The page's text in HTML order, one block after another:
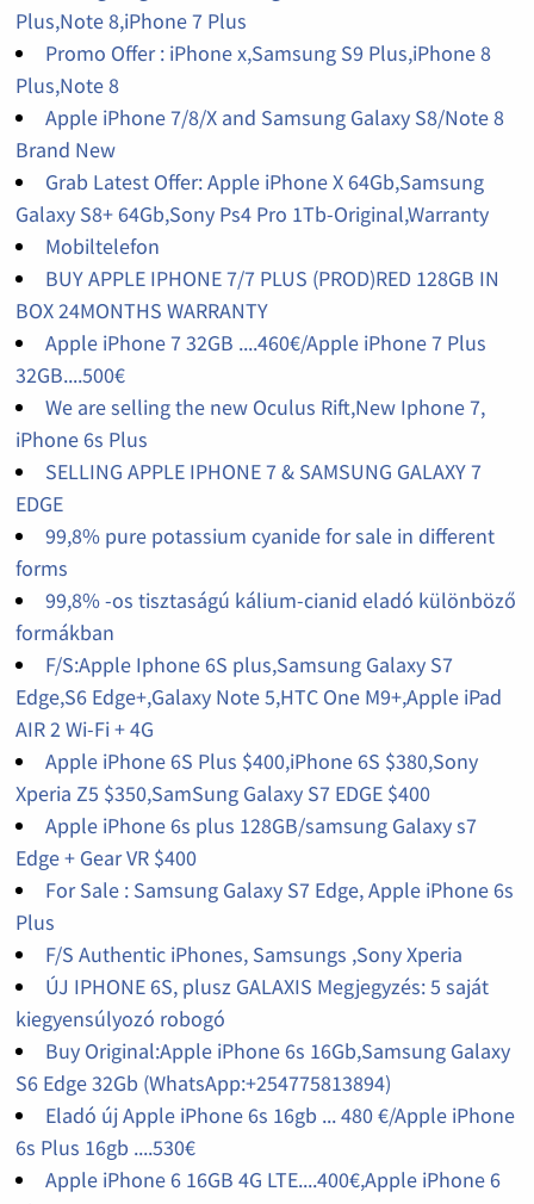
Plus,Note 8,iPhone 7 Plus
Promo Offer : iPhone x,Samsung S9 Plus,iPhone 8
Plus,Note 8
Apple iPhone 7/8/X and Samsung Galaxy S8/Note 8
Brand New
Grab Latest Offer: Apple iPhone X 64Gb,Samsung
Galaxy S8+ 64Gb,Sony Ps4 Pro 1Tb-Original,Warranty
Mobiltelefon
BUY APPLE IPHONE 7/7 PLUS (PROD)RED 128GB IN
BOX 24MONTHS WARRANTY
Apple iPhone 7 32GB ....460€/Apple iPhone 7 Plus
32GB....500€
We are selling the new Oculus Rift,New Iphone 7,
iPhone 6s Plus
SELLING APPLE IPHONE 7 & SAMSUNG GALAXY 7
EDGE
99,8% pure potassium cyanide for sale in different
forms
99,8% -os tisztaságú kálium-cianid eladó különböző
formákban
F/S:Apple Iphone 6S plus,Samsung Galaxy S7
Edge,S6 Edge+,Galaxy Note 5,HTC One M9+,Apple iPad
AIR 2 Wi-Fi + 4G
Apple iPhone 6S Plus $400,iPhone 6S $380,Sony
Xperia Z5 $350,SamSung Galaxy S7 EDGE $400
Apple iPhone 6s plus 128GB/samsung Galaxy s7
Edge + Gear VR $400
For Sale : Samsung Galaxy S7 Edge, Apple iPhone 6s
Plus
F/S Authentic iPhones, Samsungs ,Sony Xperia
ÚJ IPHONE 6S, plusz GALAXIS Megjegyzés: 5 saját
kiegyensúlyozó robogó
Buy Original:Apple iPhone 6s 16Gb,Samsung Galaxy
S6 Edge 32Gb (WhatsApp:+254775813894)
Eladó új Apple iPhone 6s 16gb ... 480 €/Apple iPhone
6s Plus 16gb ....530€
Apple iPhone 6 16GB 4G LTE....400€,Apple iPhone 6